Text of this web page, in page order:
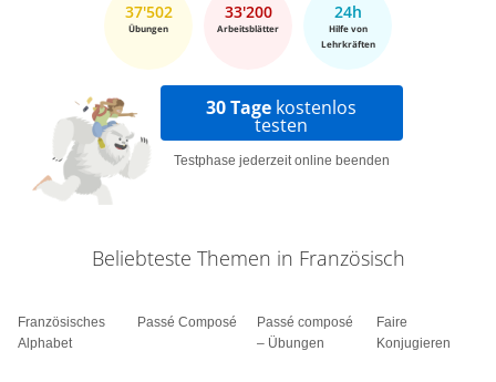
37'502
Übungen
33'200
Arbeitsblätter
24h
Hilfe von
Lehrkräften
30 Tage kostenlos
testen
Testphase jederzeit online beenden
Beliebteste Themen in Französisch
Französisches
Alphabet
Passé Composé
Passé composé
– Übungen
Faire
Konjugieren